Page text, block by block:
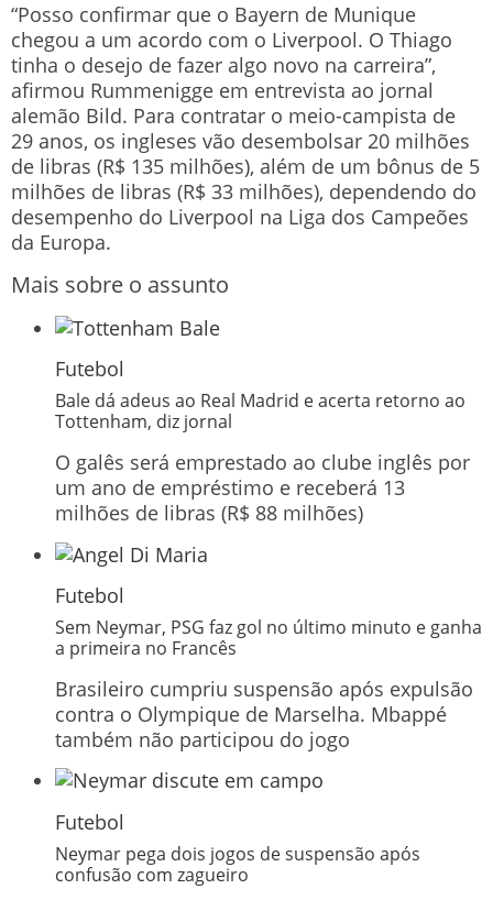
“Posso confirmar que o Bayern de Munique
chegou a um acordo com o Liverpool. O Thiago
tinha o desejo de fazer algo novo na carreira”,
afirmou Rummenigge em entrevista ao jornal
alemão Bild. Para contratar o meio-campista de
29 anos, os ingleses vão desembolsar 20 milhões
de libras (R$ 135 milhões), além de um bônus de 5
milhões de libras (R$ 33 milhões), dependendo do
desempenho do Liverpool na Liga dos Campeões
da Europa.
Mais sobre o assunto
Futebol
Bale dá adeus ao Real Madrid e acerta retorno ao
Tottenham, diz jornal
O galês será emprestado ao clube inglês por
um ano de empréstimo e receberá 13
milhões de libras (R$ 88 milhões)
Futebol
Sem Neymar, PSG faz gol no último minuto e ganha
a primeira no Francês
Brasileiro cumpriu suspensão após expulsão
contra o Olympique de Marselha. Mbappé
também não participou do jogo
Futebol
Neymar pega dois jogos de suspensão após
confusão com zagueiro